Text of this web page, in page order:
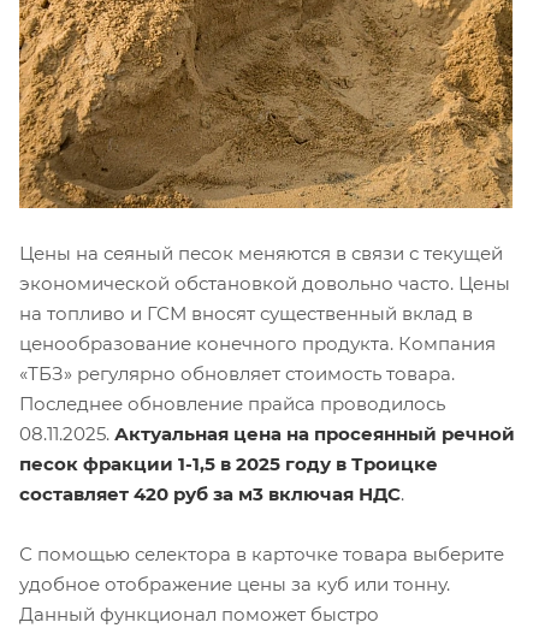
Цены на сеяный песок меняются в связи с текущей
экономической обстановкой довольно часто. Цены
на топливо и ГСМ вносят существенный вклад в
ценообразование конечного продукта. Компания
«ТБЗ» регулярно обновляет стоимость товара.
Последнее обновление прайса проводилось
08.11.2025. Актуальная цена на просеянный речной
песок фракции 1-1,5 в 2025 году в Троицке
составляет 420 руб за м3 включая НДС.
С помощью селектора в карточке товара выберите
удобное отображение цены за куб или тонну.
Данный функционал поможет быстро